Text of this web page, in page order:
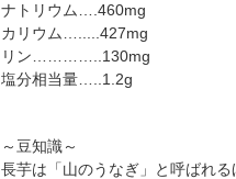
ナトリウム….460mg
カリウム….....427mg
リン…………..130mg
塩分相当量…..1.2g
～豆知識～
長芋は「山のうなぎ」と呼ばれ